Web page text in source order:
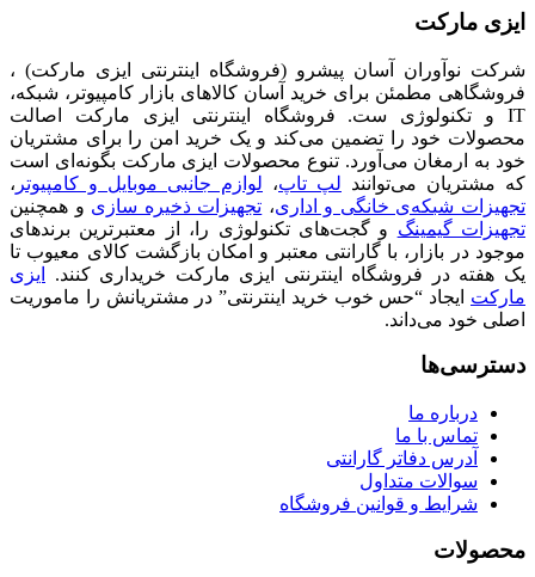
ایزی مارکت
شرکت نوآوران آسان پیشرو (فروشگاه اینترنتی ایزی مارکت) ،
فروشگاهی مطمئن برای خرید آسان کالاهای بازار کامپیوتر، شبکه،
IT و تکنولوژی ست. فروشگاه اینترنتی ایزی مارکت اصالت
محصولات خود را تضمین می‌کند و یک خرید امن را برای مشتریان
خود به ارمغان می‌آورد. تنوع محصولات ایزی مارکت بگونه‌ای است
که مشتریان می‌توانند لپ تاپ، لوازم جانبی موبایل و کامپیوتر ،
تجهیزات شبکه‌ی خانگی و اداری، تجهیزات ذخیره سازی و همچنین
تجهیزات گیمینگ و گجت‌های تکنولوژی را، از معتبرترین برندهای
موجود در بازار، با گارانتی معتبر و امکان بازگشت کالای معیوب تا
یک هفته در فروشگاه اینترنتی ایزی مارکت خریداری کنند.
ایزی
مارکت ایجاد “حس خوب خرید اینترنتی” در مشتریانش را ماموریت
اصلی خود می‌داند.
دسترسی‌ها
درباره ما
تماس با ما
آدرس دفاتر گارانتی
سوالات متداول
شرایط و قوانین فروشگاه
محصولات